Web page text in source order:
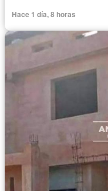
Hace 1 día, 8 horas